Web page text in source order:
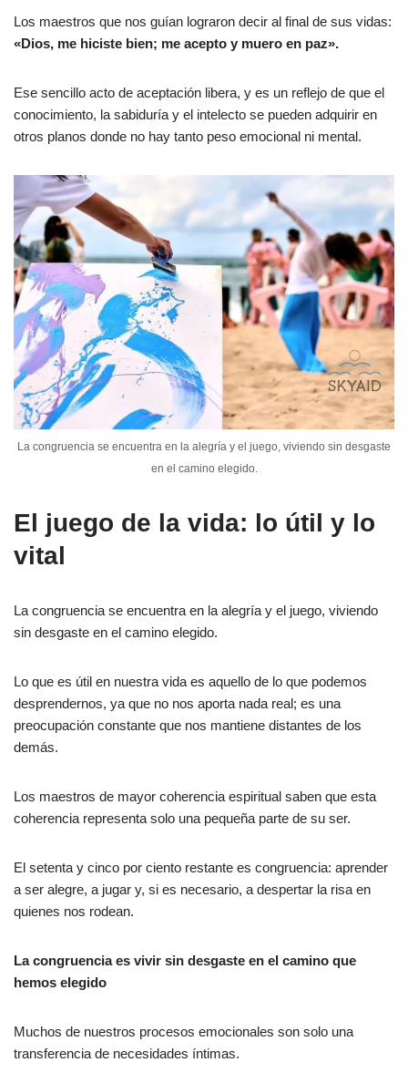
Los maestros que nos guían lograron decir al final de sus vidas:
«Dios, me hiciste bien; me acepto y muero en paz».
Ese sencillo acto de aceptación libera, y es un reflejo de que el
conocimiento, la sabiduría y el intelecto se pueden adquirir en
otros planos donde no hay tanto peso emocional ni mental.
La congruencia se encuentra en la alegría y el juego, viviendo sin desgaste
en el camino elegido.
El juego de la vida: lo útil y lo
vital
La congruencia se encuentra en la alegría y el juego, viviendo
sin desgaste en el camino elegido.
Lo que es útil en nuestra vida es aquello de lo que podemos
desprendernos, ya que no nos aporta nada real; es una
preocupación constante que nos mantiene distantes de los
demás.
Los maestros de mayor coherencia espiritual saben que esta
coherencia representa solo una pequeña parte de su ser.
El setenta y cinco por ciento restante es congruencia: aprender
a ser alegre, a jugar y, si es necesario, a despertar la risa en
quienes nos rodean.
La congruencia es vivir sin desgaste en el camino que
hemos elegido
Muchos de nuestros procesos emocionales son solo una
transferencia de necesidades íntimas.